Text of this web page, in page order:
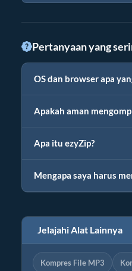
Pertanyaan yang
OS dan browser apa
Apakah aman
Apa itu ezyZip?
Mengapa saya harus
Jelajahi Alat Lainnya
Kompres File MP3